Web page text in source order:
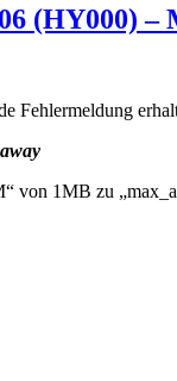
(HY000) –
Fehlermeldung
von 1MB zu